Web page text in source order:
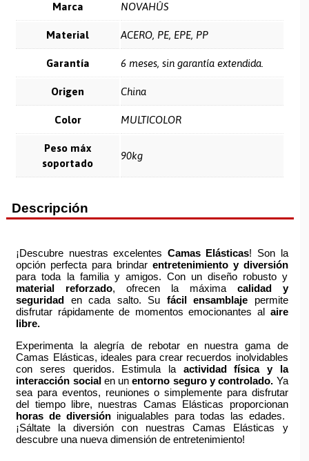
Marca NOVAHÛS
Material ACERO, PE, EPE, PP
Garantía 6 meses, sin garantía extendida.
Origen China
Color MULTICOLOR
Peso máx
soportado
90kg
Descripción
¡Descubre nuestras excelentes Camas Elásticas! Son la
opción perfecta para brindar entretenimiento y diversión
para toda la familia y amigos. Con un diseño robusto y
material reforzado, ofrecen la máxima calidad y
seguridad en cada salto. Su fácil ensamblaje permite
disfrutar rápidamente de momentos emocionantes al aire
libre.
Experimenta la alegría de rebotar en nuestra gama de
Camas Elásticas, ideales para crear recuerdos inolvidables
con seres queridos. Estimula la actividad física y la
interacción socialen unentorno seguro y controlado. Ya
sea para eventos, reuniones o simplemente para disfrutar
del tiempo libre, nuestras Camas Elásticas proporcionan
horas de diversión inigualables para todas las edades.
¡Sáltate la diversión con nuestras Camas Elásticas y
descubre una nueva dimensión de entretenimiento!